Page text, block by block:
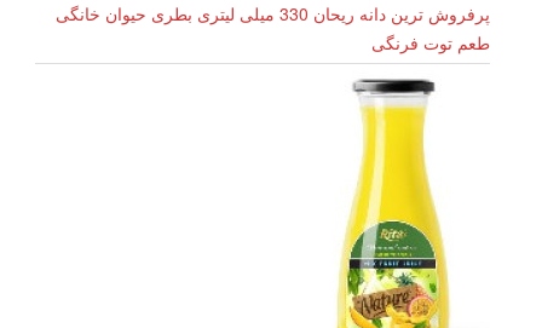
پرفروش ترین دانه ریحان 330 میلی لیتری بطری حیوان خانگی
طعم توت فرنگی